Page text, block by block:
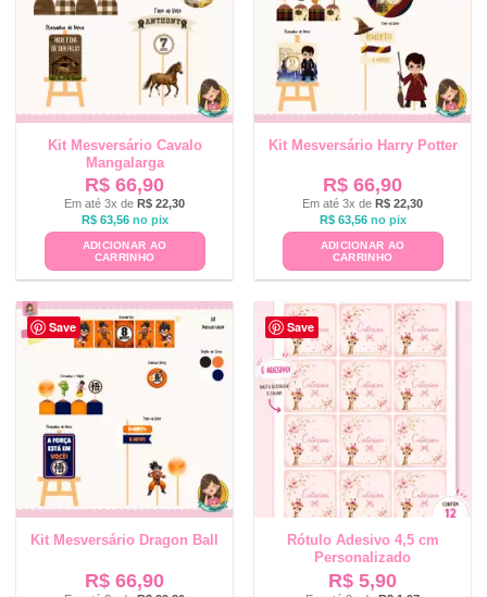
Kit Mesversário Cavalo
Mangalarga
R$ 66,90
Em até 3x de R$ 22,30
R$63,56 no pix
ADICIONAR AO
CARRINHO
Kit Mesversário Harry Potter
R$ 66,90
Em até 3x de R$ 22,30
R$63,56 no pix
ADICIONAR AO
CARRINHO
Save
Kit Mesversário Dragon Ball
R$ 66,90
Save
Rótulo Adesivo 4,5 cm
Personalizado
R$ 5,90